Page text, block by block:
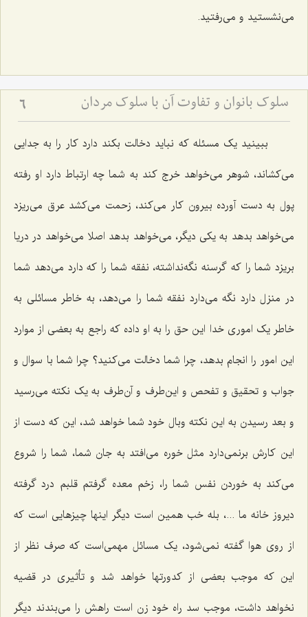
می‌نشستید و می‌رفتید.
سلوک بانوان و تفاوت آن با سلوک مردان 6
ببینید یک مسئله که نباید دخالت بکند دارد کار را به جدایی
می‌کشاند، شوهر می‌خواهد خرج کند به شما چه ارتباط دارد او رفته
پول به دست آورده بیرون کار می‌کند، زحمت می‌کشد عرق می‌ریزد
می‌خواهد بدهد به یکی دیگر، می‌خواهد بدهد اصلا می‌خواهد در دریا
بریزد شما را که گرسنه نگه‌نداشته، نفقه شما را که دارد می‌دهد شما
در منزل دارد نگه می‌دارد نفقه شما را می‌دهد، به خاطر مسائلی به
خاطر یک اموری خدا این حق را به او داده که راجع به بعضی از موارد
این امور را انجام بدهد، چرا شما دخالت می‌کنید؟ چرا شما با سوال و
جواب و تحقیق و تفحص و این‌طرف و آن‌طرف به یک نکته می‌رسید
و بعد رسیدن به این نکته وبال خود شما خواهد شد، این که دست از
این کارش برنمی‌دارد مثل خوره می‌افتد به جان شما، شما را شروع
می‌کند به خوردن نفس شما را، زخم معده گرفتم قلبم درد گرفته
دیروز خانه ما ...، بله خب همین است دیگر اینها چیزهایی است که
از روی هوا گفته نمی‌شود، یک مسائل مهمی‌است که صرف نظر از
این که موجب بعضی از کدورتها خواهد شد و تأثیری در قضیه
نخواهد داشت، موجب سد راه خود زن است راهش را می‌بندند دیگر